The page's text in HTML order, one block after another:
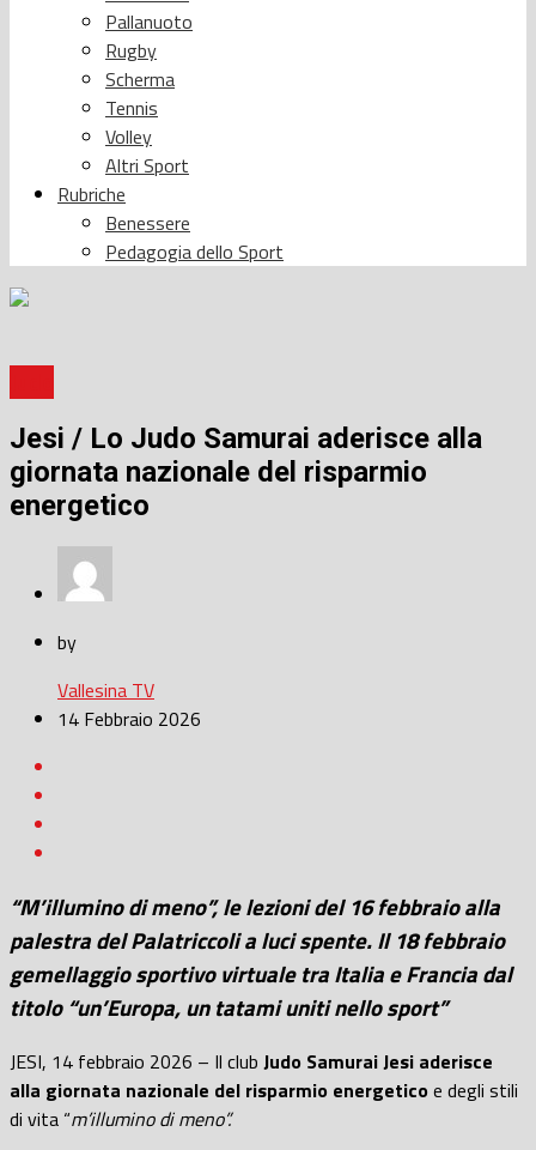
Pallanuoto
Rugby
Scherma
Tennis
Volley
Altri Sport
Rubriche
Benessere
Pedagogia dello Sport
Jesi / Lo Judo Samurai aderisce alla
giornata nazionale del risparmio
energetico
by
Vallesina TV
14 Febbraio 2026
“M’illumino di meno”, le lezioni del 16 febbraio alla
palestra del Palatriccoli a luci spente. Il 18 febbraio
gemellaggio sportivo virtuale tra Italia e Francia dal
titolo “un’Europa, un tatami uniti nello sport”
JESI, 14 febbraio 2026 – Il club Judo Samurai Jesi aderisce
alla giornata nazionale del risparmio energeticoe degli stili
di vita “m’illumino di meno”.